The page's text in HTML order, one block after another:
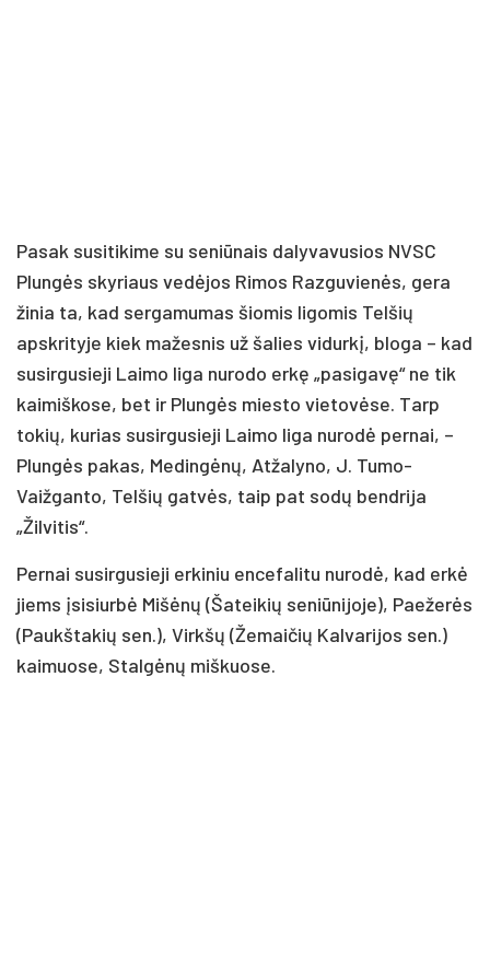
Pasak susitikime su seniūnais dalyvavusios NVSC
Plungės skyriaus vedėjos Rimos Razguvienės, gera
žinia ta, kad sergamumas šiomis ligomis Telšių
apskrityje kiek mažesnis už šalies vidurkį, bloga – kad
susirgusieji Laimo liga nurodo erkę „pasigavę“ ne tik
kaimiškose, bet ir Plungės miesto vietovėse. Tarp
tokių, kurias susirgusieji Laimo liga nurodė pernai, –
Plungės pakas, Medingėnų, Atžalyno, J. Tumo-
Vaižganto, Telšių gatvės, taip pat sodų bendrija
„Žilvitis“.
Pernai susirgusieji erkiniu encefalitu nurodė, kad erkė
jiems įsisiurbė Mišėnų (Šateikių seniūnijoje), Paežerės
(Paukštakių sen.), Virkšų (Žemaičių Kalvarijos sen.)
kaimuose, Stalgėnų miškuose.